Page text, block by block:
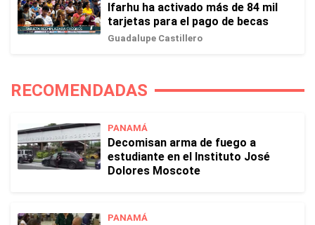
Ifarhu ha activado más de 84 mil
tarjetas para el pago de becas
Guadalupe Castillero
RECOMENDADAS
PANAMÁ
Decomisan arma de fuego a
estudiante en el Instituto José
Dolores Moscote
PANAMÁ